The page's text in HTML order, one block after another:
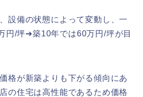
設備の状態によって変動し、一
円/坪➔築10年では60万円/坪が目
格が新築よりも下がる傾向にあ
の住宅は高性能であるため価格